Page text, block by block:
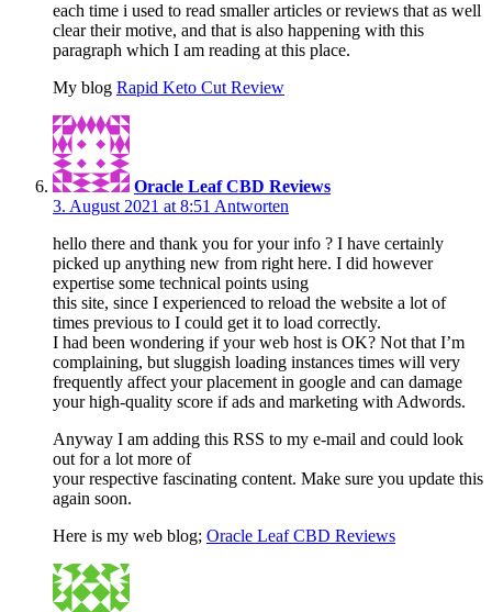
each time i used to read smaller articles or reviews that as well
clear their motive, and that is also happening with this
paragraph which I am reading at this place.
My blog Rapid Keto Cut Review
Oracle Leaf CBD Reviews
3. August 2021 at 8:51 Antworten
hello there and thank you for your info ? I have certainly
picked up anything new from right here. I did however
expertise some technical points using
this site, since I experienced to reload the website a lot of
times previous to I could get it to load correctly.
I had been wondering if your web host is OK? Not that I’m
complaining, but sluggish loading instances times will very
frequently affect your placement in google and can damage
your high-quality score if ads and marketing with Adwords.
Anyway I am adding this RSS to my e-mail and could look
out for a lot more of
your respective fascinating content. Make sure you update this
again soon.
Here is my web blog; Oracle Leaf CBD Reviews